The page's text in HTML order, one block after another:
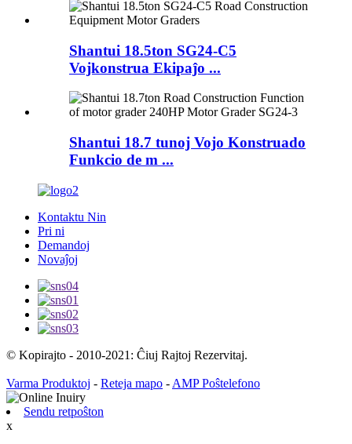
Shantui 18.5ton SG24-C5
Vojkonstrua Ekipaĵo ...
Shantui 18.7 tunoj Vojo Konstruado
Funkcio de m ...
Kontaktu Nin
Pri ni
Demandoj
Novaĵoj
© Kopirajto - 2010-2021: Ĉiuj Rajtoj Rezervitaj.
Varma Produktoj - Reteja mapo - AMP Poŝtelefono
Sendu retpoŝton
x